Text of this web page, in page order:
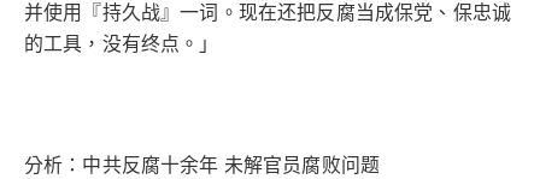
并使用『持久战』一词。现在还把反腐当成保党、保忠诚
的工具，没有终点。」
分析：中共反腐十余年 未解官员腐败问题